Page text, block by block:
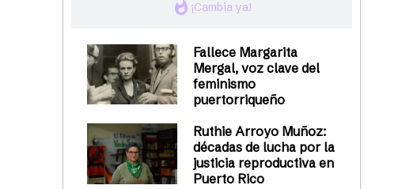
whatshot ¡Cambia ya!
Fallece Margarita
Mergal, voz clave del
feminismo
puertorriqueño
Ruthie Arroyo Muñoz:
décadas de lucha por la
justicia reproductiva en
Puerto Rico